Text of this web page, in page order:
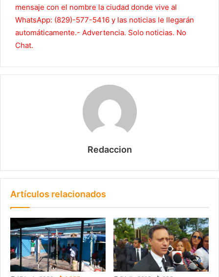
mensaje con el nombre la ciudad donde vive al
WhatsApp: (829)-577-5416 y las noticias le llegarán
automáticamente.- Advertencia. Solo noticias. No
Chat.
Redaccion
Artículos relacionados